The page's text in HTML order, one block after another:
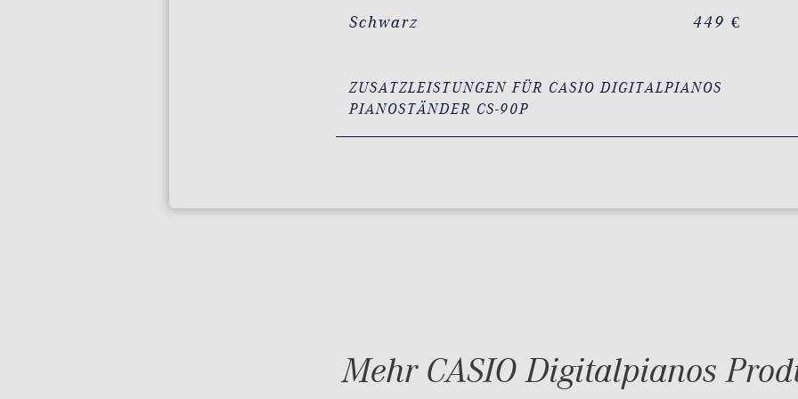
Schwarz 449 €
ZUSATZLEISTUNGEN FÜR CASIO DIGITALPIANOS
PIANOSTÄNDER CS-90P
Mehr CASIO Digitalpianos